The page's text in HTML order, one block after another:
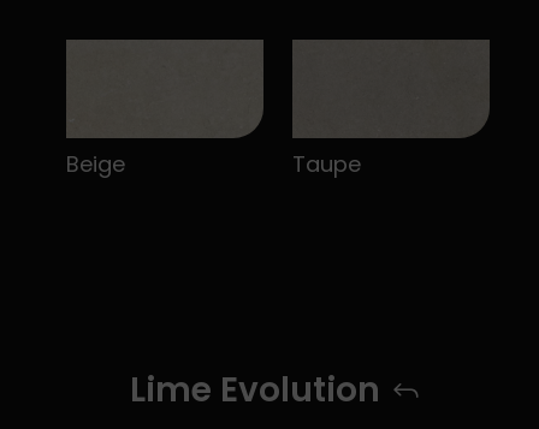
Beige Taupe
Lime Evolution